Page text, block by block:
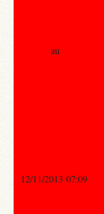
au
12/11/2013 07:09